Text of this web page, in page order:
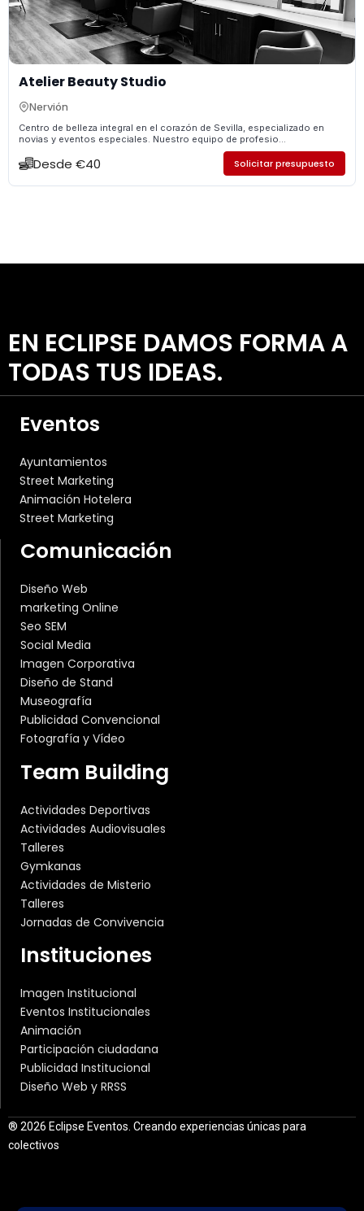
Atelier Beauty Studio
Nervión
Centro de belleza integral en el corazón de Sevilla, especializado en
novias y eventos especiales. Nuestro equipo de profesio...
Desde €40 Solicitar presupuesto
EN ECLIPSE DAMOS FORMA A
TODAS TUS IDEAS.
Eventos
Ayuntamientos
Street Marketing
Animación Hotelera
Street Marketing
Comunicación
Diseño Web
marketing Online
Seo SEM
Social Media
Imagen Corporativa
Diseño de Stand
Museografía
Publicidad Convencional
Fotografía y Vídeo
Team Building
Actividades Deportivas
Actividades Audiovisuales
Talleres
Gymkanas
Actividades de Misterio
Talleres
Jornadas de Convivencia
Instituciones
Imagen Institucional
Eventos Institucionales
Animación
Participación ciudadana
Publicidad Institucional
Diseño Web y RRSS
® 2026 Eclipse Eventos. Creando experiencias únicas para
colectivos